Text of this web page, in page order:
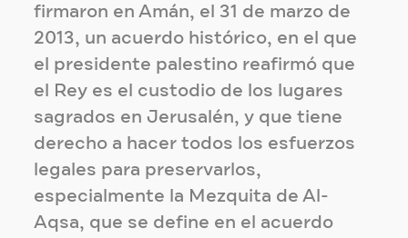
firmaron en Amán, el 31 de marzo de
2013, un acuerdo histórico, en el que
el presidente palestino reafirmó que
el Rey es el custodio de los lugares
sagrados en Jerusalén, y que tiene
derecho a hacer todos los esfuerzos
legales para preservarlos,
especialmente la Mezquita de Al-
Aqsa, que se define en el acuerdo